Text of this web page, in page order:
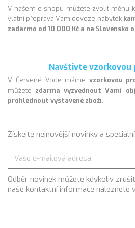
Chybějící textil
Sedací souprava působí chladně
potahu z černé kůže. Tento
Oblíbená a v neutrálně
směsice různě velikých,
polštářků ve stylu patchwork.
nesourodé polštářky tvoří
osobitou koláž vzorů, barev a
Fádní svítidla
Svítidla zde nebyla řešena nijak
prakticky. Lampa osvětlující
večer dokáže vykouzlit intimnější
u ní nedá. Stávající lampu lze buď
kombinuje horní osvětlení se
V našem e-shopu můžete zvolit měnu
vlatní přeprava Vám doveze nábytek
zadarmo od 10 000 Kč a na Slovensko
Navštivte vzorkovou
V Červené Vodě máme vzorkovou
můžete zdarma vyzvednout Vámi
prohlédnout vystavené zboží.
Získejte nejnovější novinky a
Odběr novinek můžete kdykoliv
naše kontaktní informace naleznete